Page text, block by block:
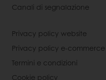
Canali di segnalazione
Privacy policy website
Privacy policy e-commerce
Termini e condizioni
Cookie policy